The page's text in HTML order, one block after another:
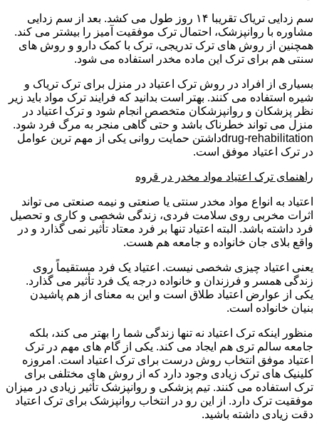
سم زدایی تریاک تقریبا ۱۴ روز طول می کشد. بعد از سم زدایی
مشاوره با روانپزشک، احتمال ترک موفقیت آمیز را بیشتر می کند.
همچنین از روش های ترک تدریجی، ترک با کمک دارو و روش های
سنتی هم برای ترک این ماده مخدر استفاده می شود.
بسیاری از افراد در روش ترک اعتیاد در منزل برای ترک تریاک و
شیره استفاده می کنند. بهتر است بدانید که فرایند ترک مواد باید زیر
نظر پزشکان و روانپزشکان متخصص انجام شود و ترک اعتیاد در
منزل می تواند خطرناک باشد و حتی گاهی منجر به مرگ فرد شود.
drug-rehabilitationداشتن حمایت روانی یکی از مهم ترین عوامل
در ترک اعتیاد موفق است.
راهنمای ترک اعتیاد مواد مخدر در قروه
اعتیاد به انواع مواد مخدر سنتی یا صنعتی و نیمه صنعتی می تواند
اثرات مخربی روی سلامت فردی، زندگی شخصی و کاری و تحصیل
فرد داشته باشد. البته اعتیاد تنها بر فرد معتاد تأثیر نمی گذارد و در
واقع بلای جان خانواده و جامعه هم هست.
یعنی اعتیاد چیزی شخصی نیست. اعتیاد یک فرد مستقیماً روی
زندگی همسر و فرزندان و خانواده درجه یک فرد تأثیر می گذارد.
یکی از عوارض اعتیاد طلاق است و این به معنای از هم پاشیدن
بنیان خانواده است.
منظور اینکه ترک اعتیاد نه تنها زندگی شما را بهتر می کند، بلکه
جامعه سالم تری هم ایجاد می کند. یکی از گام های مهم در ترک
اعتیاد موفق انتخاب روش درست برای ترک اعتیاد است. امروزه
کلینیک های ترک زیادی وجود دارد که از روش های مختلفی برای
ترک استفاده می کنند. تیم پزشکی و روانپزشک تأثیر زیادی در میزان
موفقیت ترک دارد. از این رو در انتخاب روانپزشک برای ترک اعتیاد
دقت زیادی داشته باشید.